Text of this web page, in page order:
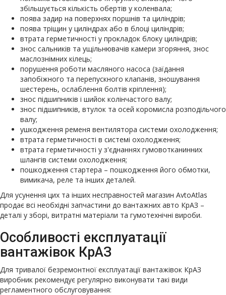
збільшується кількість обертів у коленвала;
поява задир на поверхнях поршнів та циліндрів;
поява тріщин у циліндрах або в блоці циліндрів;
втрата герметичності у прокладок блоку циліндрів;
знос сальників та ущільнювачів камери згоряння, знос
маслознімних кілець;
порушення роботи масляного насоса (заїдання
запобіжного та перепускного клапанів, зношування
шестерень, ослаблення болтів кріплення);
знос підшипників і шийок колінчастого валу;
знос підшипників, втулок та осей коромисла розподільчого
валу;
ушкодження ременя вентилятора системи охолодження;
втрата герметичності в системі охолодження;
втрата герметичності у з'єднаннях гумовотканинних
шлангів системи охолодження;
пошкодження стартера – пошкодження його обмотки,
вимикача, реле та інших деталей.
Для усунення цих та інших несправностей магазин AvtoAtlas
продає всі необхідні запчастини до вантажних авто КрАЗ –
деталі у зборі, витратні матеріали та гумотехнічні вироби.
Особливості експлуатації
вантажівок КрАЗ
Для тривалої безремонтної експлуатації вантажівок КрАЗ
виробник рекомендує регулярно виконувати такі види
регламентного обслуговування: